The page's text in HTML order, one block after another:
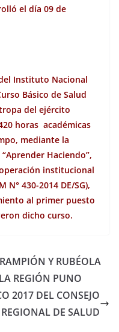
el día 09 de
Instituto Nacional
Básico de Salud
del ejército
horas académicas
mediante la
Haciendo”,
institucional
430-2014 DE/SG),
al primer puesto
dicho curso.
Y RUBÉOLA
REGIÓN PUNO
2017 DEL CONSEJO
REGIONAL DE SALUD